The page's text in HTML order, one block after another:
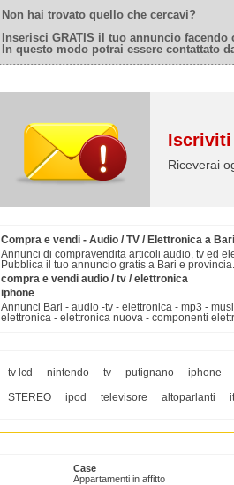
Non hai trovato quello che cercavi?
Inserisci GRATIS il tuo annuncio
In questo modo potrai essere contattato
Iscriviti
Riceverai
Compra e vendi - Audio / TV / Elettronica a Bari
Annunci di compravendita articoli audio, tv ed
Pubblica il tuo annuncio gratis a Bari e provincia.
compra e vendi audio / tv / elettronica
iphone
Annunci Bari - audio -tv - elettronica - mp3 -
elettronica - elettronica nuova - componenti
tv lcd nintendo tv putignano iphone
STEREO
ipod televisore altoparlanti
Case
Appartamenti in affitto